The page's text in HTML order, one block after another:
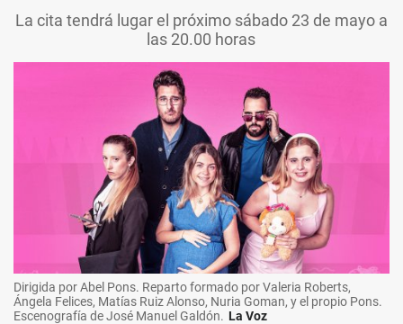
La cita tendrá lugar el próximo sábado 23 de mayo a
las 20.00 horas
Dirigida por Abel Pons. Reparto formado por Valeria Roberts,
Ángela Felices, Matías Ruiz Alonso, Nuria Goman, y el propio Pons.
Escenografía de José Manuel Galdón. La Voz